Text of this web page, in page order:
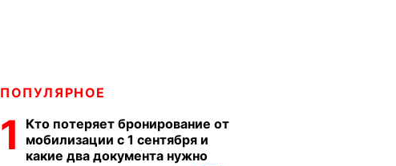
ПОПУЛЯРНОЕ
1
Кто потеряет бронирование от
мобилизации с 1 сентября и
какие два документа нужно